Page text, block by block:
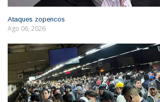
Ataques zopencos
Ago 06, 2026